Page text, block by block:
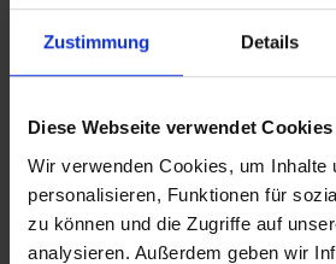
Zustimmung Details
Diese Webseite verwendet Cookies
Wir verwenden Cookies, um Inhalte
personalisieren, Funktionen für
zu können und die Zugriffe auf
analysieren. Außerdem geben wir